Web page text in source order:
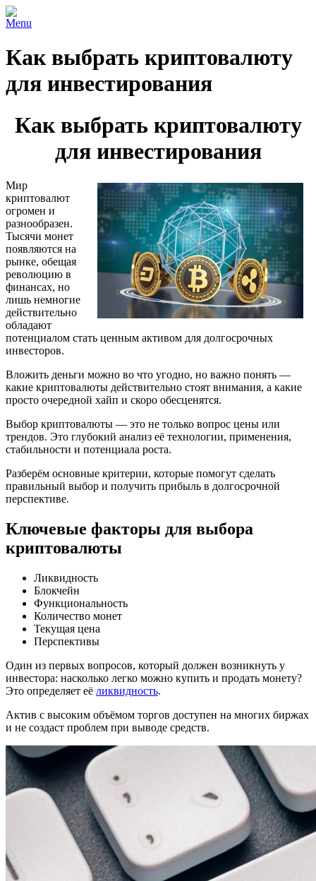
Menu
Как выбрать криптовалюту
для инвестирования
Как выбрать криптовалюту
для инвестирования
Мир
криптовалют
огромен и
разнообразен.
Тысячи монет
появляются на
рынке, обещая
революцию в
финансах, но
лишь немногие
действительно
обладают
потенциалом стать ценным активом для долгосрочных
инвесторов.
Вложить деньги можно во что угодно, но важно понять —
какие криптовалюты действительно стоят внимания, а какие
просто очередной хайп и скоро обесценятся.
Выбор криптовалюты — это не только вопрос цены или
трендов. Это глубокий анализ её технологии, применения,
стабильности и потенциала роста.
Разберём основные критерии, которые помогут сделать
правильный выбор и получить прибыль в долгосрочной
перспективе.
Ключевые факторы для выбора
криптовалюты
Ликвидность
Блокчейн
Функциональность
Количество монет
Текущая цена
Перспективы
Один из первых вопросов, который должен возникнуть у
инвестора: насколько легко можно купить и продать монету?
Это определяет её ликвидность.
Актив с высоким объёмом торгов доступен на многих биржах
и не создаст проблем при выводе средств.